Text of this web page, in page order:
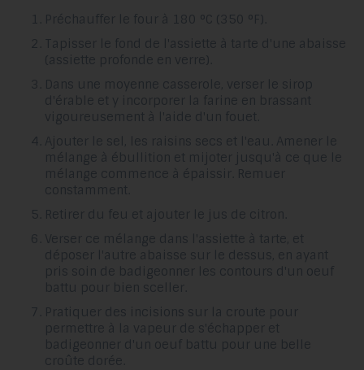
Préchauffer le four à 180 °C (350 °F).
Tapisser le fond de l'assiette à tarte d'une abaisse
(assiette profonde en verre).
Dans une moyenne casserole, verser le sirop
d'érable et y incorporer la farine en brassant
vigoureusement à l'aide d'un fouet.
Ajouter le sel, les raisins secs et l'eau. Amener le
mélange à ébullition et mijoter jusqu'à ce que le
mélange commence à épaissir. Remuer
constamment.
Retirer du feu et ajouter le jus de citron.
Verser ce mélange dans l'assiette à tarte, et
déposer l'autre abaisse sur le dessus, en ayant
pris soin de badigeonner les contours d'un oeuf
battu pour bien sceller.
Pratiquer des incisions sur la croute pour
permettre à la vapeur de s'échapper et
badigeonner d'un oeuf battu pour une belle
croûte dorée.